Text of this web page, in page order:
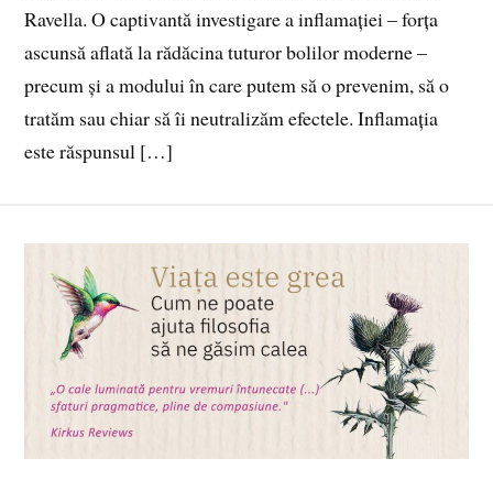
Ravella. O captivantă investigare a inflamației – forța
ascunsă aflată la rădăcina tuturor bolilor moderne –
precum și a modului în care putem să o prevenim, să o
tratăm sau chiar să îi neutralizăm efectele. Inflamația
este răspunsul […]